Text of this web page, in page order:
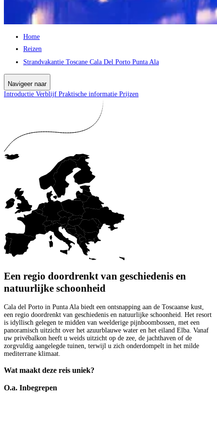
Home
Reizen
Strandvakantie Toscane Cala Del Porto Punta Ala
Navigeer naar
Introductie Verblijf Praktische informatie Prijzen
Een regio doordrenkt van geschiedenis en
natuurlijke schoonheid
Cala del Porto in Punta Ala biedt een ontsnapping aan de Toscaanse kust,
een regio doordrenkt van geschiedenis en natuurlijke schoonheid. Het resort
is idyllisch gelegen te midden van weelderige pijnboombossen, met een
panoramisch uitzicht over het azuurblauwe water en het eiland Elba. Vanaf
uw privébalkon heeft u weids uitzicht op de zee, de jachthaven of de
zorgvuldig aangelegde tuinen, terwijl u zich onderdompelt in het milde
mediterrane klimaat.
Wat maakt deze reis uniek?
O.a. Inbegrepen